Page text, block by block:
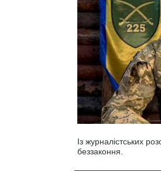
Із журналістських
беззаконня.